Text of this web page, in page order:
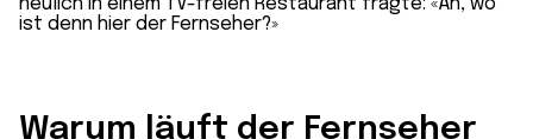
neulich in einem TV-freien Restaurant fragte: «Äh, wo
ist denn hier der Fernseher?»
Warum läuft der Fernseher